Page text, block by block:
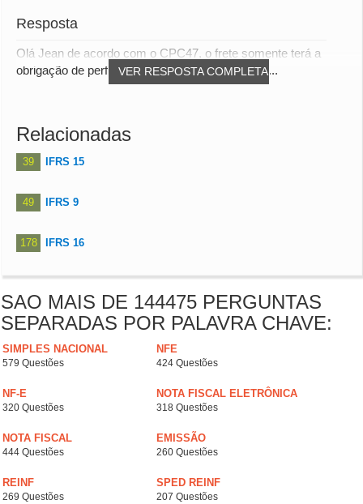
Resposta
VER RESPOSTA COMPLETA
Olá Jean de acordo com o CPC47, o frete somente terá a
obrigação de performance concluída no término...
Relacionadas
39 IFRS 15
49 IFRS 9
178 IFRS 16
SAO MAIS DE 144475 PERGUNTAS
SEPARADAS POR PALAVRA CHAVE:
SIMPLES NACIONAL
579 Questões
NFE
424 Questões
NF-E
320 Questões
NOTA FISCAL ELETRÔNICA
318 Questões
NOTA FISCAL
444 Questões
EMISSÃO
260 Questões
REINF
269 Questões
SPED REINF
207 Questões